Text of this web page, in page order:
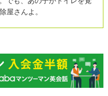
屋さんよ。